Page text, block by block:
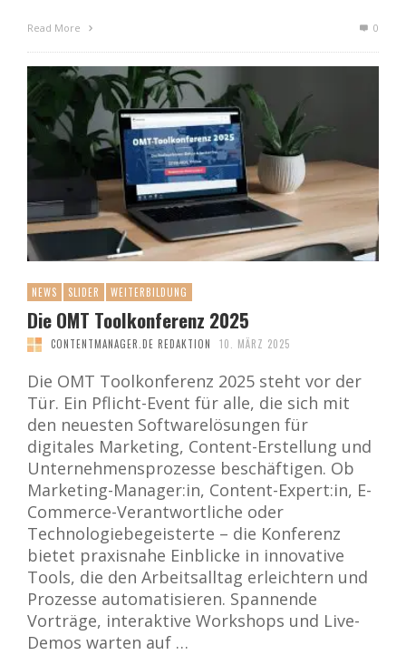
Read More 0
NEWS SLIDER WEITERBILDUNG
Die OMT Toolkonferenz 2025
CONTENTMANAGER.DE REDAKTION 10. MÄRZ 2025
Die OMT Toolkonferenz 2025 steht vor der
Tür. Ein Pflicht-Event für alle, die sich mit
den neuesten Softwarelösungen für
digitales Marketing, Content-Erstellung und
Unternehmensprozesse beschäftigen. Ob
Marketing-Manager:in, Content-Expert:in, E-
Commerce-Verantwortliche oder
Technologiebegeisterte – die Konferenz
bietet praxisnahe Einblicke in innovative
Tools, die den Arbeitsalltag erleichtern und
Prozesse automatisieren. Spannende
Vorträge, interaktive Workshops und Live-
Demos warten auf …